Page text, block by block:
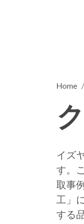
Home
イズ
す。
取事
工」
する